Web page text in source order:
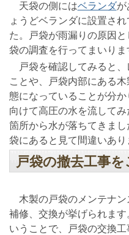
天袋の側にはベランダが
ょうどベランダに設置さ
た。戸袋が雨漏りの原因
袋の調査を行ってまいりま
戸袋を確認してみると
ことや、戸袋内部にある
態になっていることが分
向けて高圧の水を流して
箇所から水が落ちてきま
袋にあると見て間違いあり
戸袋の撤去工事
木製の戸袋のメンテナン
補修、交換が挙げられま
いうことで、戸袋の交換